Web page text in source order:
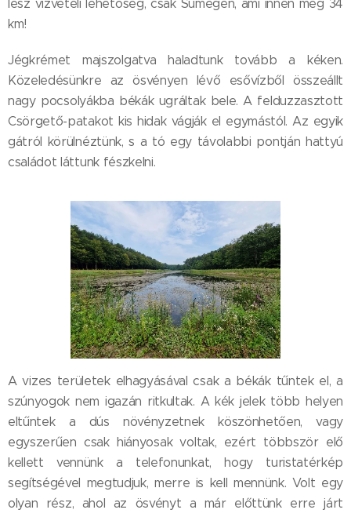
lesz vízvételi lehetőség, csak Sümegen, ami innen még 34
km!
Jégkrémet majszolgatva haladtunk tovább a kéken.
Közeledésünkre az ösvényen lévő esővízből összeállt
nagy pocsolyákba békák ugráltak bele. A felduzzasztott
Csörgető-patakot kis hidak vágják el egymástól. Az egyik
gátról körülnéztünk, s a tó egy távolabbi pontján hattyú
családot láttunk fészkelni.
A vizes területek elhagyásával csak a békák tűntek el, a
szúnyogok nem igazán ritkultak. A kék jelek több helyen
eltűntek a dús növényzetnek köszönhetően, vagy
egyszerűen csak hiányosak voltak, ezért többször elő
kellett vennünk a telefonunkat, hogy turistatérkép
segítségével megtudjuk, merre is kell mennünk. Volt egy
olyan rész, ahol az ösvényt a már előttünk erre járt